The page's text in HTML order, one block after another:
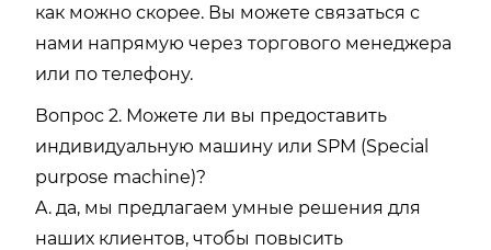
как можно скорее. Вы можете связаться с
нами напрямую через торгового менеджера
или по телефону.
Вопрос 2. Можете ли вы предоставить
индивидуальную машину или SPM (Special
purpose machine)?
A. да, мы предлагаем умные решения для
наших клиентов, чтобы повысить